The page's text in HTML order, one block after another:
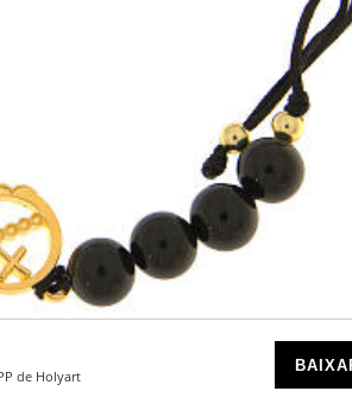
de HolyartJubileu dourado contas ónix